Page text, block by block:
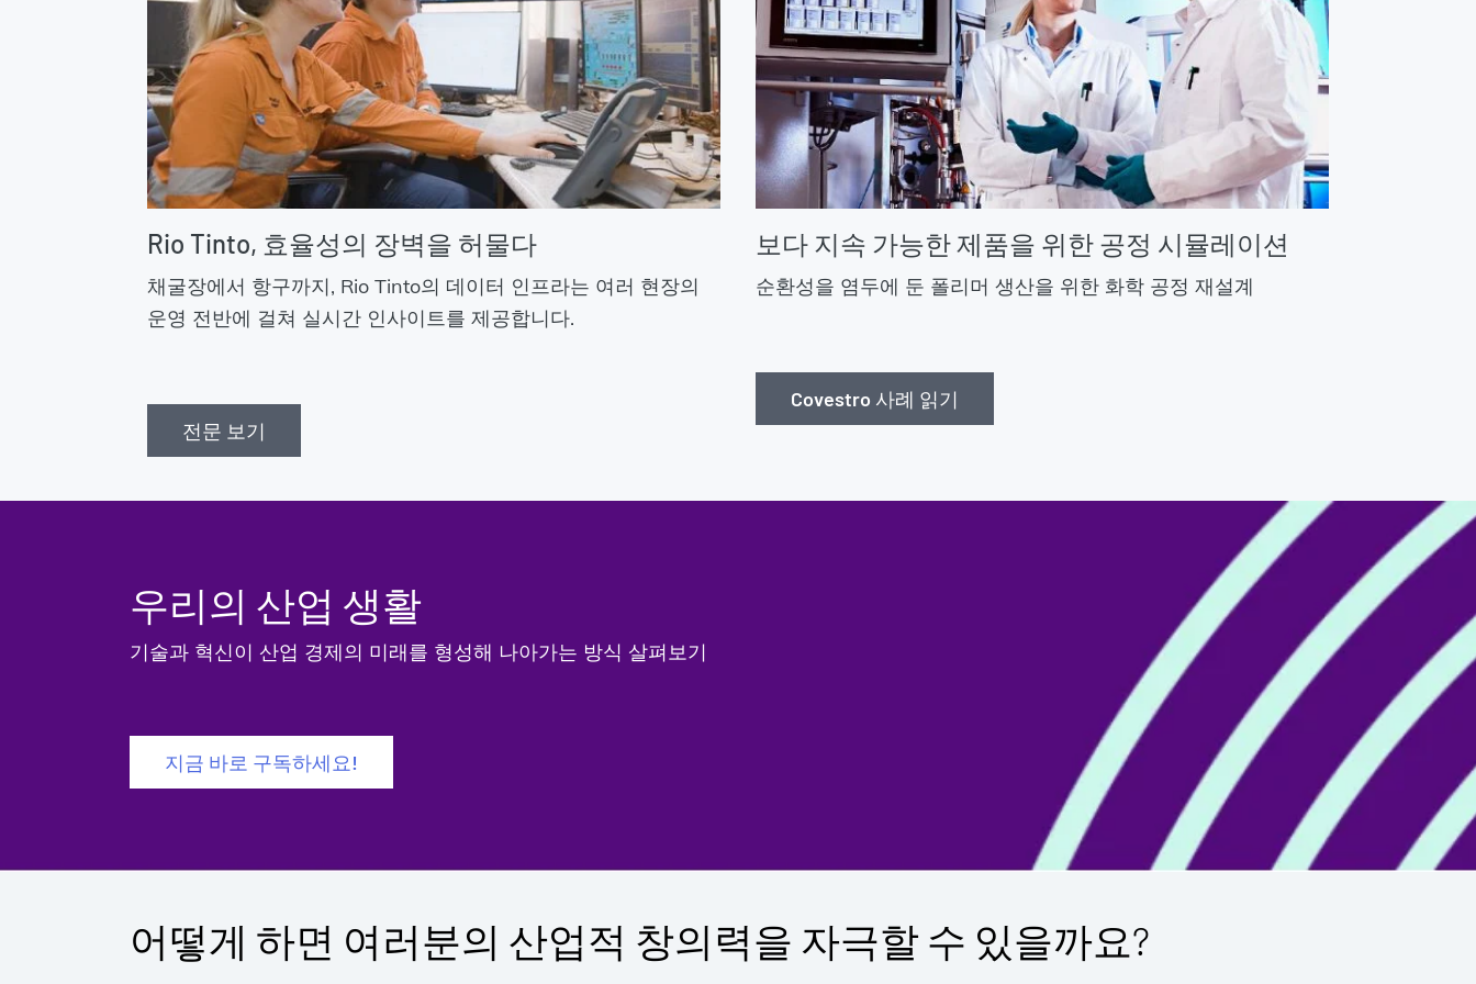
Rio Tinto, 효율성의 장벽을 허물다
채굴장에서 항구까지, Rio Tinto의 데이터 인프라는 여러 현장의
운영 전반에 걸쳐 실시간 인사이트를 제공합니다.
전문 보기
보다 지속 가능한 제품을 위한 공정 시뮬레이션
순환성을 염두에 둔 폴리머 생산을 위한 화학 공정 재설계
Covestro 사례 읽기
우리의 산업 생활
기술과 혁신이 산업 경제의 미래를 형성해 나아가는 방식 살펴보기
지금 바로 구독하세요!
어떻게 하면 여러분의 산업적 창의력을 자극할 수 있을까요?